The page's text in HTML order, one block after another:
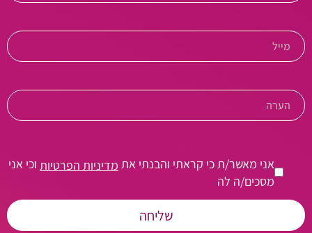
אני מאשר/ת כי קראתי והבנתי את מדיניות הפרטיות וכי אני
מסכים/ה לה